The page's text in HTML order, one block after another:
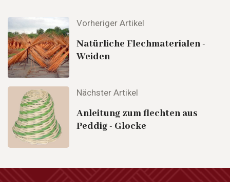
Vorheriger Artikel
Natürliche Flechmaterialen -
Weiden
Nächster Artikel
Anleitung zum flechten aus
Peddig - Glocke